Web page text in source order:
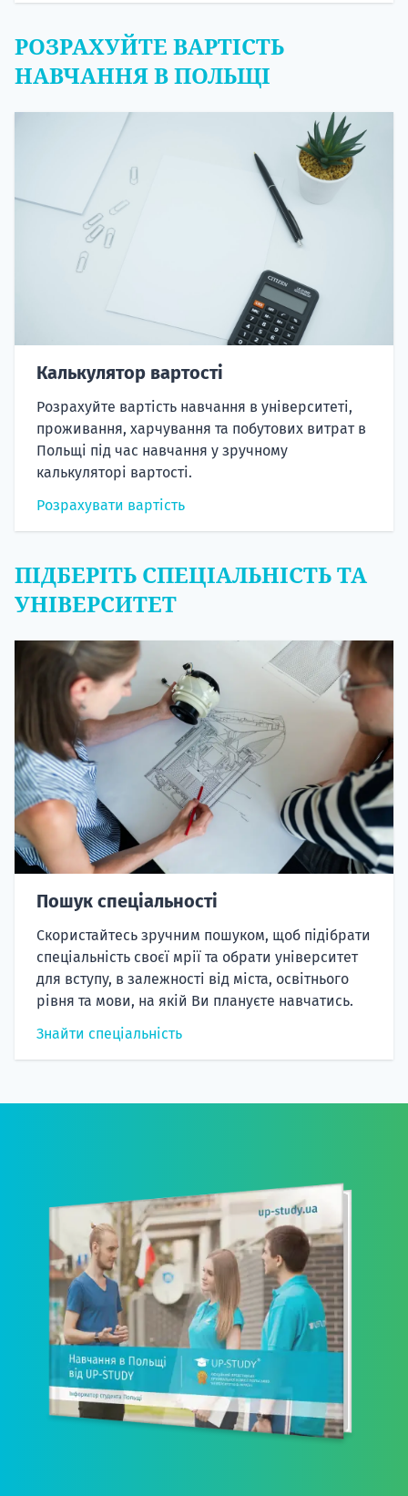
РОЗРАХУЙТЕ ВАРТІСТЬ
НАВЧАННЯ В ПОЛЬЩІ
Калькулятор вартості
Розрахуйте вартість навчання в університеті,
проживання, харчування та побутових витрат в
Польщі під час навчання у зручному
калькуляторі вартості.
Розрахувати вартість
ПІДБЕРІТЬ СПЕЦІАЛЬНІСТЬ ТА
УНІВЕРСИТЕТ
Пошук спеціальності
Скористайтесь зручним пошуком, щоб підібрати
спеціальність своєї мрії та обрати університет
для вступу, в залежності від міста, освітнього
рівня та мови, на якій Ви плануєте навчатись.
Знайти спеціальність